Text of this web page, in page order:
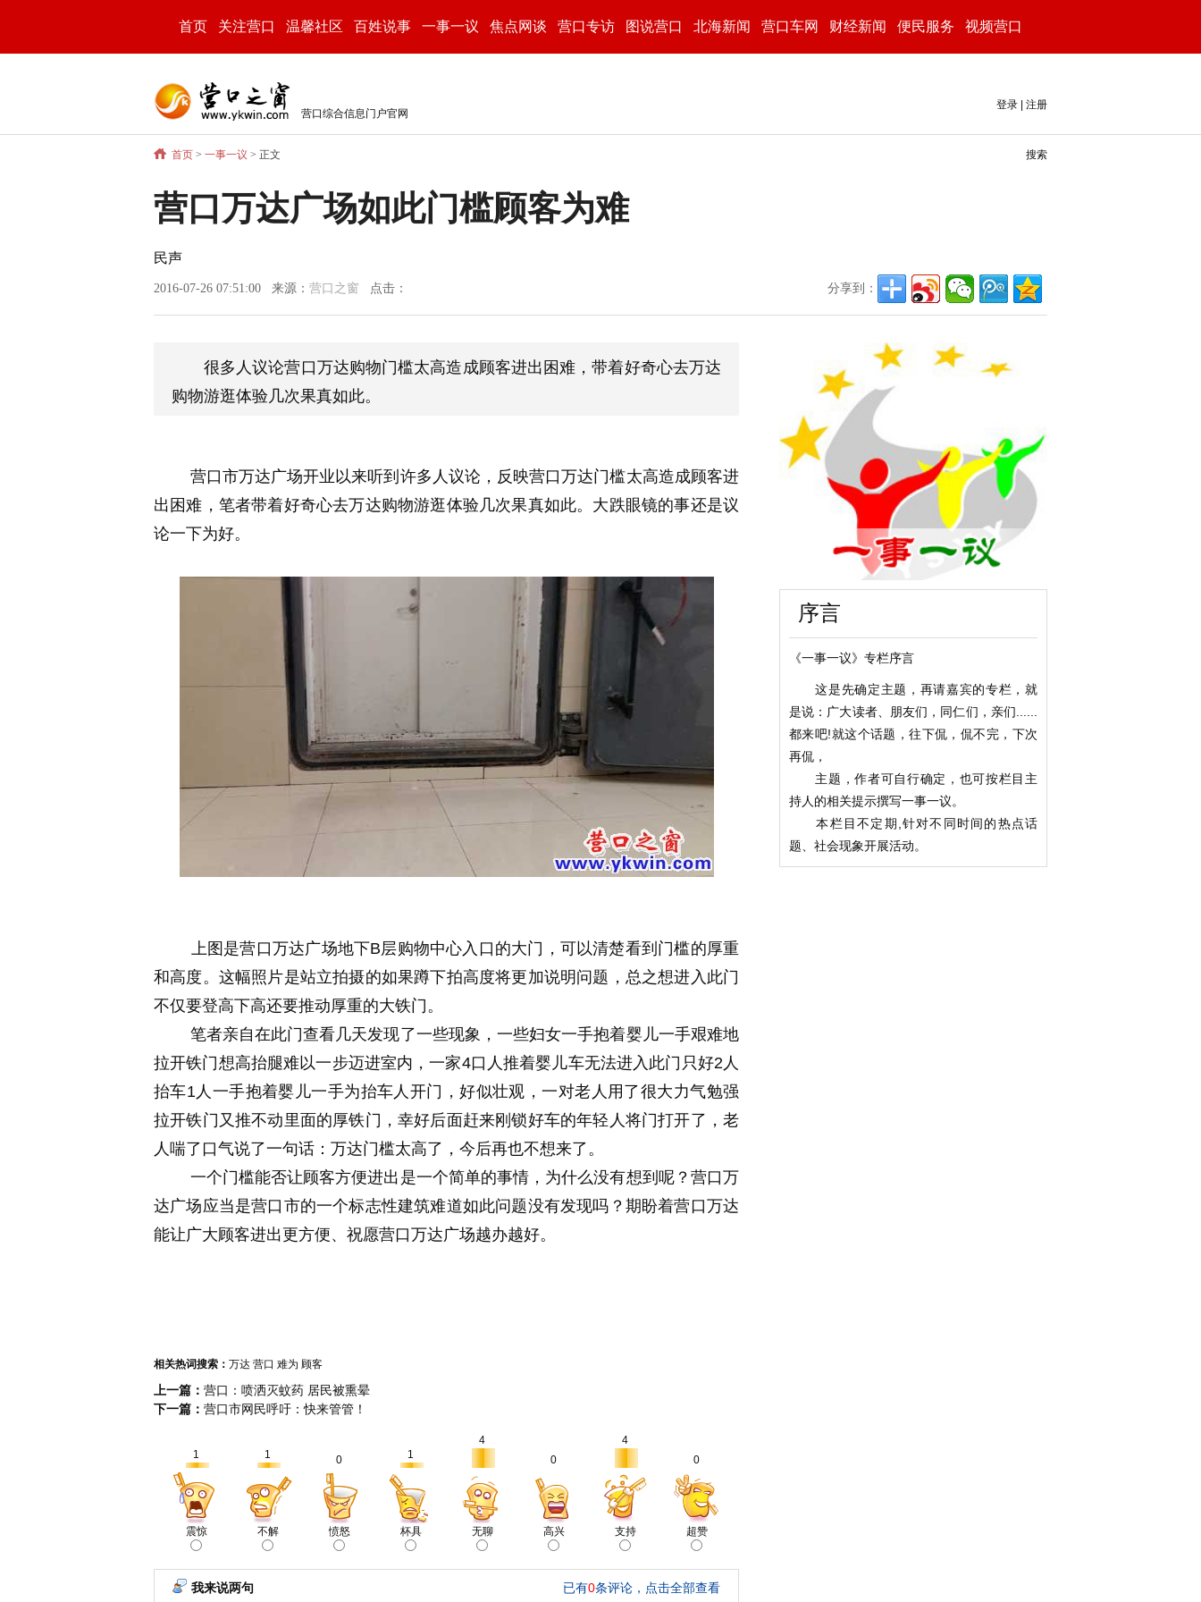
首页 关注营口 温馨社区 百姓说事 一事一议 焦点网谈 营口专访 图说营口 北海新闻 营口车网 财经新闻 便民服务 视频营口
营口综合信息门户官网
登录 注册
搜索
首页 > 一事一议 > 正文
营口万达广场如此门槛顾客为难
民声
分享到：
2016-07-26 07:51:00 来源： 营口之窗 点击：
很多人议论营口万达购物门槛太高造成顾客进出困难，带着好奇心去万达
购物游逛体验几次果真如此。
营口市万达广场开业以来听到许多人议论，反映营口万达门槛太高造成顾客进
出困难，笔者带着好奇心去万达购物游逛体验几次果真如此。大跌眼镜的事还是议
论一下为好。
上图是营口万达广场地下B层购物中心入口的大门，可以清楚看到门槛的厚重
和高度。这幅照片是站立拍摄的如果蹲下拍高度将更加说明问题，总之想进入此门
不仅要登高下高还要推动厚重的大铁门。
笔者亲自在此门查看几天发现了一些现象，一些妇女一手抱着婴儿一手艰难地
拉开铁门想高抬腿难以一步迈进室内，一家4口人推着婴儿车无法进入此门只好2人
抬车1人一手抱着婴儿一手为抬车人开门，好似壮观，一对老人用了很大力气勉强
拉开铁门又推不动里面的厚铁门，幸好后面赶来刚锁好车的年轻人将门打开了，老
人喘了口气说了一句话：万达门槛太高了，今后再也不想来了。
一个门槛能否让顾客方便进出是一个简单的事情，为什么没有想到呢？营口万
达广场应当是营口市的一个标志性建筑难道如此问题没有发现吗？期盼着营口万达
能让广大顾客进出更方便、祝愿营口万达广场越办越好。
相关热词搜索： 万达 营口 难为 顾客
上一篇： 营口：喷洒灭蚊药 居民被熏晕
下一篇： 营口市网民呼吁：快来管管！
1
震惊
1
不解
0
愤怒
1
杯具
4
无聊
0
高兴
4
支持
0
超赞
序言
《一事一议》专栏序言
这是先确定主题，再请嘉宾的专栏，就
是说：广大读者、朋友们，同仁们，亲们......
都来吧!就这个话题，往下侃，侃不完，下次
再侃，
主题，作者可自行确定，也可按栏目主
持人的相关提示撰写一事一议。
本栏目不定期,针对不同时间的热点话
题、社会现象开展活动。